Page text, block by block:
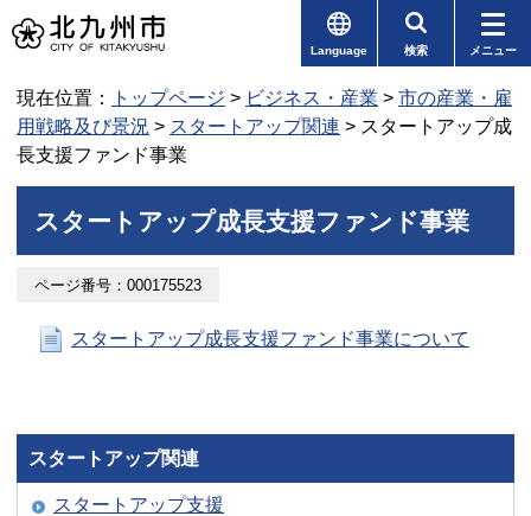
Language 検索 メニュー
現在位置： トップページ > ビジネス・産業 > 市の産業・雇
用戦略及び景況 > スタートアップ関連 > スタートアップ成
長支援ファンド事業
スタートアップ成長支援ファンド事業
ページ番号：000175523
スタートアップ成長支援ファンド事業について
スタートアップ関連
スタートアップ支援